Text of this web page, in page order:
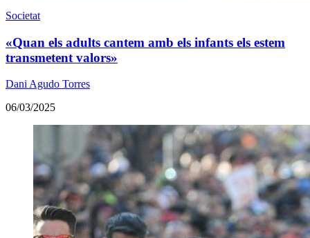
Societat
«Quan els adults cantem amb els infants els estem
transmetent valors»
Dani Agudo Torres
06/03/2025